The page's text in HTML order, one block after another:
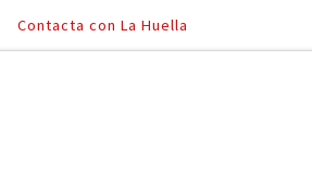
Contacta con La Huella